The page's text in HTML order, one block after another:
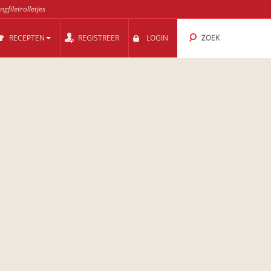
RECEPTEN REGISTREER LOGIN ZOEK